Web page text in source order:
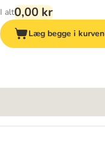
I alt0,00 kr
Læg begge i kurven